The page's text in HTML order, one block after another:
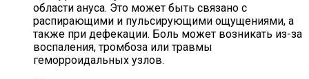
области ануса. Это может быть связано с
распирающими и пульсирующими ощущениями, а
также при дефекации. Боль может возникать из-за
воспаления, тромбоза или травмы
геморроидальных узлов.